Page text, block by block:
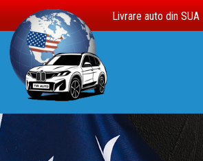
Livrare auto din SUA